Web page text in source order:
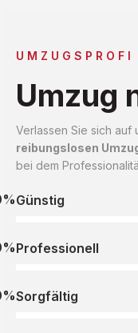
Umzug
Verlassen Sie sich auf
reibungslosen
bei dem
Günstig
Professionell
Sorgfältig